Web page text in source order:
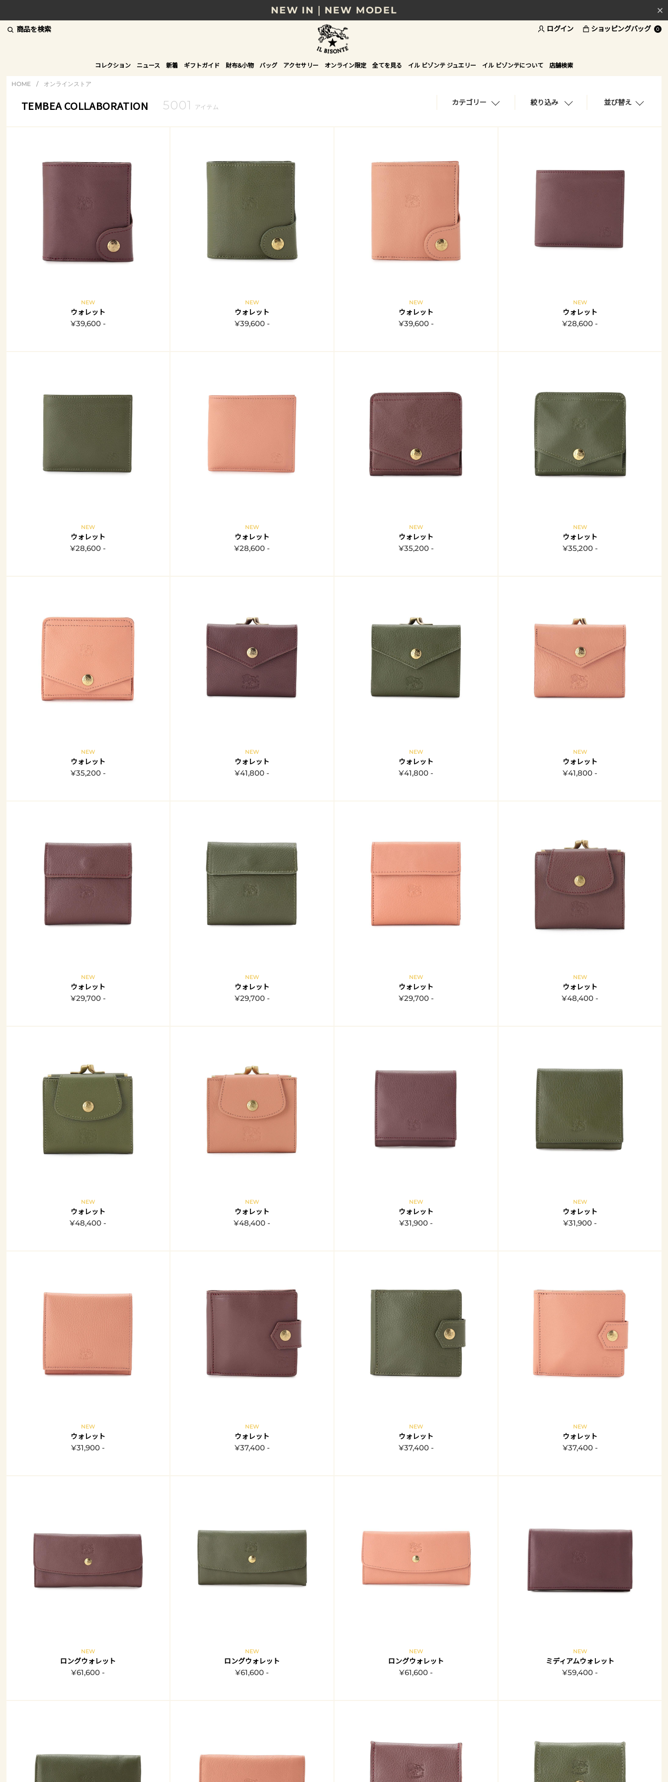
NEW IN｜NEW MODEL
8/17(月)10時まで｜税込11,000円以上で送料無料
贈る相手やシーンから選べる、新しいギフトガイド
NEW IN｜COLOR LEATHER
商品を検索 ログイン ショッピングバッグ 0
コレクション ニュース 新着 ギフトガイド 財布&小物 バッグ アクセサリー オンライン限定 全てを見る イル ビゾンテ ジュエリー イル ビゾンテについて 店舗検索
HOME / オンラインストア
TEMBEA COLLABORATION 5001 アイテム
カテゴリー 絞り込み 並び替え
NEW
ウォレット
¥39,600 -
NEW
ウォレット
¥39,600 -
NEW
ウォレット
¥39,600 -
NEW
ウォレット
¥28,600 -
NEW
ウォレット
¥28,600 -
NEW
ウォレット
¥28,600 -
NEW
ウォレット
¥35,200 -
NEW
ウォレット
¥35,200 -
NEW
ウォレット
¥35,200 -
NEW
ウォレット
¥41,800 -
NEW
ウォレット
¥41,800 -
NEW
ウォレット
¥41,800 -
NEW
ウォレット
¥29,700 -
NEW
ウォレット
¥29,700 -
NEW
ウォレット
¥29,700 -
NEW
ウォレット
¥48,400 -
NEW
ウォレット
¥48,400 -
NEW
ウォレット
¥48,400 -
NEW
ウォレット
¥31,900 -
NEW
ウォレット
¥31,900 -
NEW
ウォレット
¥31,900 -
NEW
ウォレット
¥37,400 -
NEW
ウォレット
¥37,400 -
NEW
ウォレット
¥37,400 -
NEW
ロングウォレット
¥61,600 -
NEW
ロングウォレット
¥61,600 -
NEW
ロングウォレット
¥61,600 -
NEW
ミディアムウォレット
¥59,400 -